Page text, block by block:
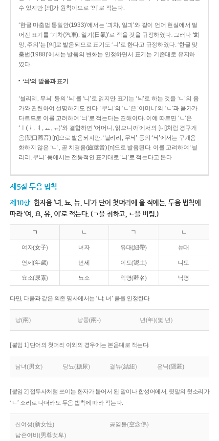
수 있지만 [의]가 원칙이므로 ‘의’로 적는다.
‘한글 마춤법 통일안(1933)’에서는 ‘긔챠, 일긔’와 같이 언어 현실에서 멀
어진 표기를 ‘기차(汽車), 일기(日氣)’로 적을 것을 규정하였다. 그러나 ‘희
망, 주의’는 [의]로 발음되므로 표기도 ‘ㅢ’로 한다고 규정하였다. ‘한글 맞
춤법(1988)’에서는 발음의 변화는 인정하면서 표기는 기존대로 유지하
였다.
‘늬’의 발음과 표기
‘늴리리, 무늬’ 등의 ‘늬’를 ‘니’로 읽지만 표기는 ‘늬’로 하는 것을 ‘ㄴ’의 음
가와 관련하여 설명하기도 한다. ‘무늬’의 ‘ㄴ’은 ‘어머니’의 ‘ㄴ’과 음가가
다르므로 이를 고려하여 ‘늬’로 적는다는 견해이다. 이에 따르면 ‘ㄴ’은
‘ㅣ(ㅑ, ㅕ, ㅛ, ㅠ)’와 결합하면 ‘어머니, 읽으니까’에서의 [니]처럼 경구개
음(硬口蓋音) [ɲ]으로 발음되지만, ‘늴리리, 무늬’ 등의 ‘늬’에서는 구개음
화하지 않은 ‘ㄴ’, 곧 치경음(齒莖音) [n]으로 발음된다. 이를 고려하여 ‘늴
리리, 무늬’ 등에서는 전통적인 표기대로 ‘늬’로 적는다고 본다.
제5절 두음 법칙
제10항 한자음 ‘녀, 뇨, 뉴, 니’가 단어 첫머리에 올 적에는, 두음 법칙에
따라 ‘여, 요, 유, 이’로 적는다. (ㄱ을 취하고, ㄴ을 버림.)
ㄱ ㄴ ㄱ ㄴ
여자(女子) 녀자 유대(紐帶) 뉴대
연세(年歲) 년세 이토(泥土) 니토
요소(尿素) 뇨소 익명(匿名) 닉명
다만, 다음과 같은 의존 명사에서는 ‘냐, 녀’ 음을 인정한다.
냥(兩) 냥쭝(兩-) 년(年)(몇 년)
[붙임 1] 단어의 첫머리 이외의 경우에는 본음대로 적는다.
남녀(男女) 당뇨(糖尿) 결뉴(結紐) 은닉(隱匿)
[붙임 2] 접두사처럼 쓰이는 한자가 붙어서 된 말이나 합성어에서, 뒷말의 첫소리가
‘ㄴ’ 소리로 나더라도 두음 법칙에 따라 적는다.
신여성(新女性)
공염불(空念佛)
남존여비(男尊女卑)